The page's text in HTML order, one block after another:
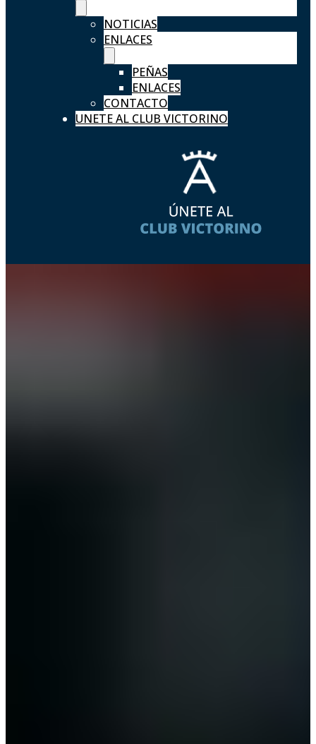
NOTICIAS
ENLACES
PEÑAS
ENLACES
CONTACTO
UNETE AL CLUB VICTORINO